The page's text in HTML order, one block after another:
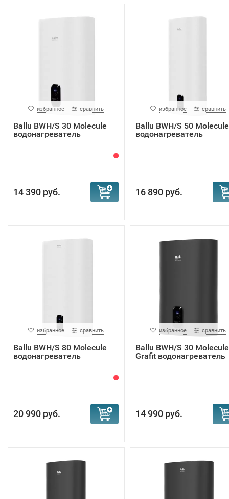
избранное сравнить
Ballu BWH/S 30 Molecule
водонагреватель
14 390 руб.
избранное сравнить
Ballu BWH/S 50 Molecule
водонагреватель
16 890 руб.
избранное сравнить
Ballu BWH/S 80 Molecule
водонагреватель
20 990 руб.
избранное сравнить
Ballu BWH/S 30 Molecule
Grafit водонагреватель
14 990 руб.